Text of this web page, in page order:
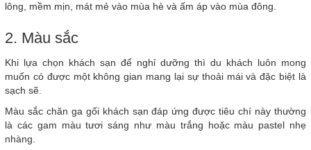
lông, mềm mịn, mát mẻ vào mùa hè và ấm áp vào mùa đông.
2. Màu sắc
Khi lựa chọn khách sạn để nghỉ dưỡng thì du khách luôn mong
muốn có được một không gian mang lại sự thoải mái và đặc biệt là
sạch sẽ.
Màu sắc chăn ga gối khách sạn đáp ứng được tiêu chí này thường
là các gam màu tươi sáng như màu trắng hoặc màu pastel nhẹ
nhàng.